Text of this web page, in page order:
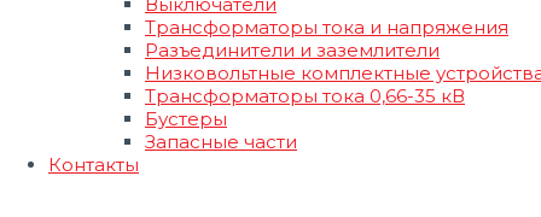
Трансформаторы тока и напряжения
Разъединители и заземлители
Низковольтные комплектные
Трансформаторы тока 0,66-35 кВ
Бустеры
Запасные части
Контакты